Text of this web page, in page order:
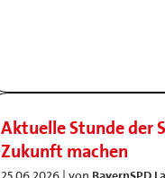
Aktuelle Stunde der
Zukunft machen